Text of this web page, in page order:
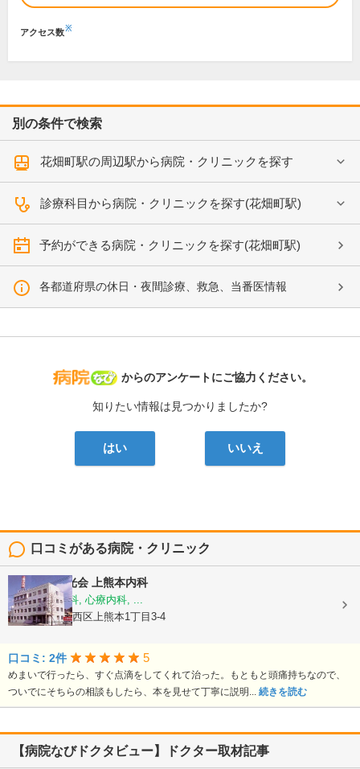
アクセス数※
別の条件で検索
花畑町駅の周辺駅から病院・クリニックを探す
診療科目から病院・クリニックを探す(花畑町駅)
予約ができる病院・クリニックを探す(花畑町駅)
各都道府県の休日・夜間診療、救急、当番医情報
病院なび
からのアンケートにご協力ください。
知りたい情報は見つかりましたか?
はい いいえ
口コミがある病院・クリニック
医療法人陽光会 上熊本内科
内科, 神経内科, 心療内科, ...
熊本県熊本市西区上熊本1丁目3-4
口コミ: 2件 5
めまいで行ったら、すぐ点滴をしてくれて治った。もともと頭痛持ちなので、
ついでにそちらの相談もしたら、本を見せて丁寧に説明... 続きを読む
【病院なびドクタビュー】ドクター取材記事